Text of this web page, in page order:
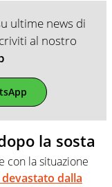
ultime news di
al nostro
la sosta
con la situazione
dalla